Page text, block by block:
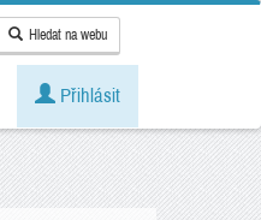
Hledat na webu
Přihlásit